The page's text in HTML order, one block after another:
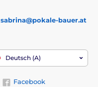
sabrina@pokale-bauer.at
Deutsch (A)
Facebook